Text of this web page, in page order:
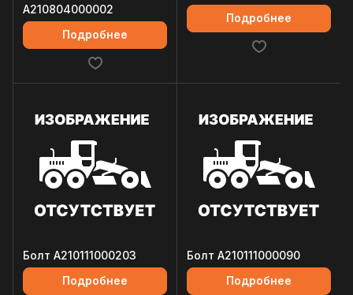
A210804000002
Подробнее
Подробнее
Болт A210111000203
Подробнее
Болт A210111000090
Подробнее